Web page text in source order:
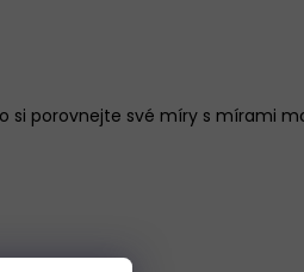
si porovnejte své míry s mírami